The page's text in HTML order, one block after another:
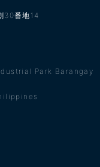
30番地14
Park Barangay